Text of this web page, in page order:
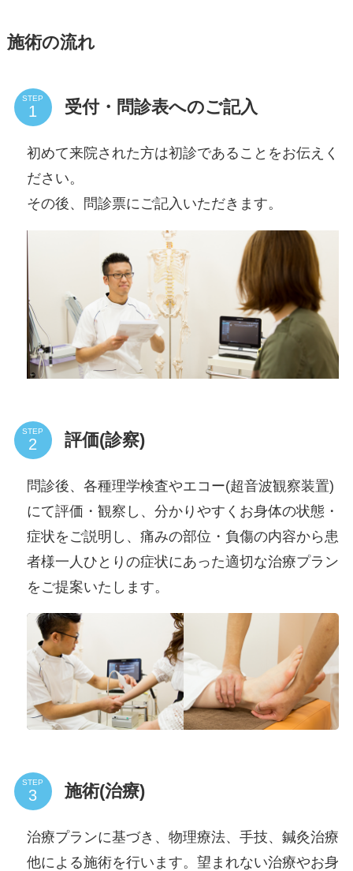
施術の流れ
STEP 受付・問診表へのご記入
初めて来院された方は初診であることをお伝えく
ださい。
その後、問診票にご記入いただきます。
STEP 評価(診察)
問診後、各種理学検査やエコー(超音波観察装置)
にて評価・観察し、分かりやすくお身体の状態・
症状をご説明し、痛みの部位・負傷の内容から患
者様一人ひとりの症状にあった適切な治療プラン
をご提案いたします。
STEP 施術(治療)
治療プランに基づき、物理療法、手技、鍼灸治療
他による施術を行います。望まれない治療やお身